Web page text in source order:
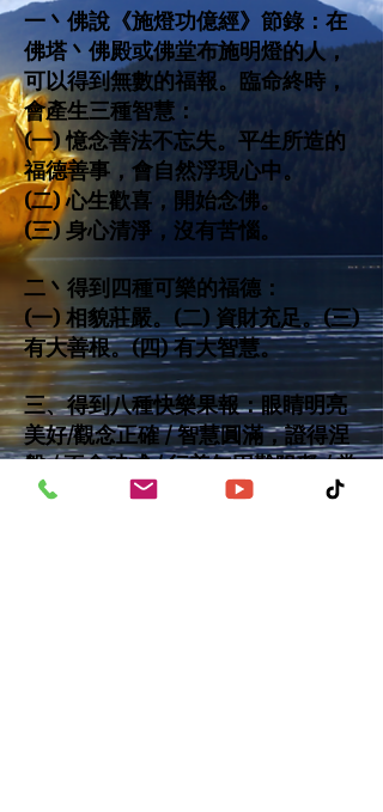
一丶佛說《施燈功億經》節錄：在
佛塔丶佛殿或佛堂布施明燈的人，
可以得到無數的福報。臨命終時，
會產生三種智慧：
(一) 憶念善法不忘失。平生所造的
福德善事，會自然浮現心中。
(二) 心生歡喜，開始念佛。
(三) 身心清淨，沒有苦惱。
二丶得到四種可樂的福德：
(一) 相貌莊嚴。(二) 資財充足。(三)
有大善根。(四) 有大智慧。
三、得到八種快樂果報：眼睛明亮
美好/觀念正確 / 智慧圓滿，證得涅
槃 / 不會破戒 / 行善無困難阻礙 / 常
能見佛，做一切眾生眼目。/ 具足天